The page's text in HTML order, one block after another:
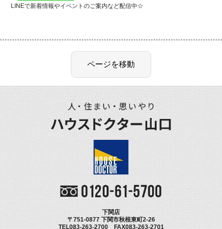
LINEで新着情報やイベントのご案内など配信中☆
下関店
〒751-0877 下関市秋根東町2-26
TEL083-263-2700 FAX083-263-2701